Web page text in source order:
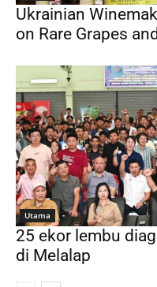
Ukrainian
on Rare Grapes
Utama
25 ekor lembu
di Melalap